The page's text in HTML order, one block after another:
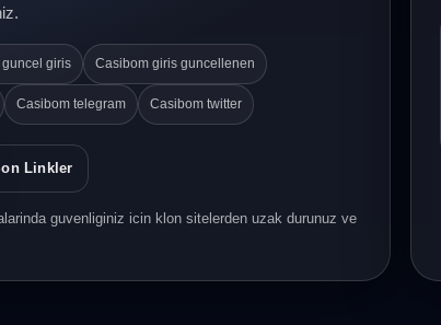
giris Casibom giris guncellenen
Casibom telegram Casibom twitter
Linkler
guvenliginiz icin klon sitelerden uzak durunuz ve